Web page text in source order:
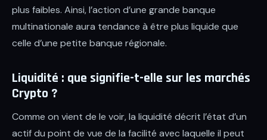
plus faibles. Ainsi, l’action d’une grande banque
multinationale aura tendance à être plus liquide que
celle d’une petite banque régionale.
Liquidité : que signifie-t-elle sur les marchés
Crypto ?
Comme on vient de le voir, la liquidité décrit l’état d’un
actif du point de vue de la facilité avec laquelle il peut